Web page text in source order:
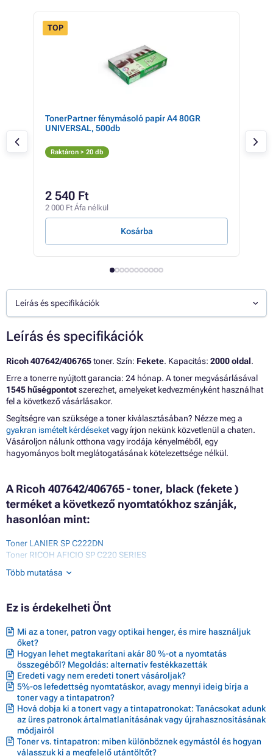
TOP
TonerPartner fénymásoló papír A4 80GR
UNIVERSAL, 500db
Raktáron > 20 db
2 540 Ft
2 000 Ft Áfa nélkül
Kosárba
Leírás és specifikációk
Leírás és specifikációk
Ricoh 407642/406765toner. Szín: Fekete. Kapacitás: 2000 oldal.
Erre a tonerre nyújtott garancia: 24 hónap. A toner megvásárlásával
1545 hűségpontotszerezhet, amelyeket kedvezményként használhat
fel a következő vásárlásakor.
Segítségre van szüksége a toner kiválasztásában? Nézze meg a
gyakran ismételt kérdéseketvagy írjon nekünk közvetlenül a chaten.
Vásároljon nálunk otthona vagy irodája kényelméből, egy
hagyományos bolt meglátogatásának kötelezettsége nélkül.
A Ricoh 407642/406765 - toner, black (fekete )
terméket a következő nyomtatókhoz szánják,
hasonlóan mint:
Toner LANIER SP C222DN
Toner RICOH AFICIO SP C220 SERIES
Toner RICOH AFICIO SP C220A
Toner RICOH AFICIO SP C220S
Toner RICOH AFICIO SPC220N
Toner RICOH AFICIO SPC221N
Toner RICOH AFICIO SPC221SF
Toner RICOH AFICIO SPC222
Toner RICOH AFICIO SPC222DN
Toner RICOH AFICIO SPC222SF
Toner RICOH AFICIO SPC240
Toner RICOH AFICIO SPC240DN
Toner RICOH AFICIO SPC250DN
Toner RICOH AFICIO SPC250SF
Több mutatása
Ez is érdekelheti Önt
Mi az a toner, patron vagy optikai henger, és mire használjuk
őket?
Hogyan lehet megtakarítani akár 80 %-ot a nyomtatás
összegéből? Megoldás: alternatív festékkazetták
Eredeti vagy nem eredeti tonert vásároljak?
5%-os lefedettség nyomtatáskor, avagy mennyi ideig bírja a
toner vagy a tintapatron?
Hová dobja ki a tonert vagy a tintapatronokat: Tanácsokat adunk
az üres patronok ártalmatlanításának vagy újrahasznosításának
módjairól
Toner vs. tintapatron: miben különböznek egymástól és hogyan
válasszuk ki a megfelelő utántöltőt?